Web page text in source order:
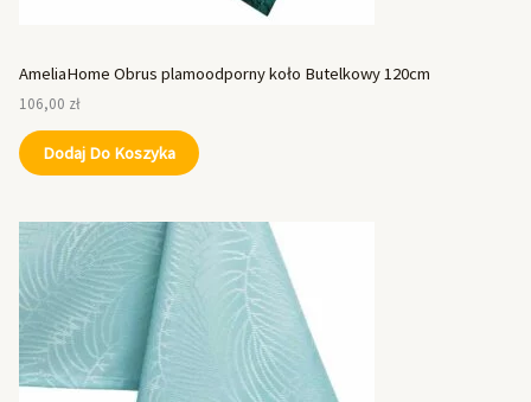
AmeliaHome Obrus plamoodporny koło Butelkowy 120cm
106,00 zł
Dodaj Do Koszyka